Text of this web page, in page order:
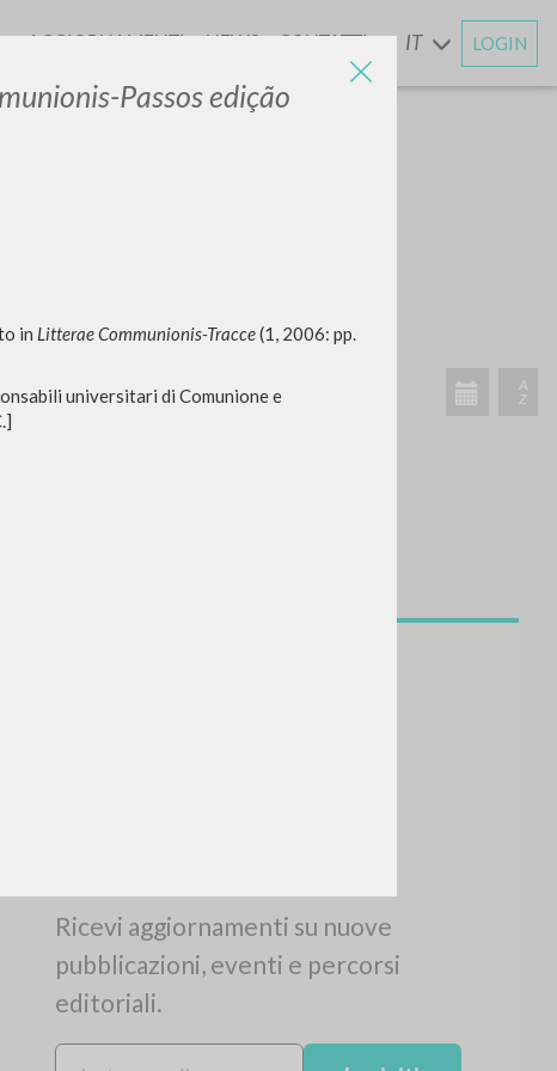
Passos edição
in Litterae Communionis-Tracce(1, 2006: pp.
universitari di Comunione e
AGGIORNAMENTIENEWS CONTATTI IT LOGIN
ATTIVITÀ RECENTI
A
Z
Ricevi aggiornamenti su nuove
pubblicazioni, eventi e percorsi
editoriali.